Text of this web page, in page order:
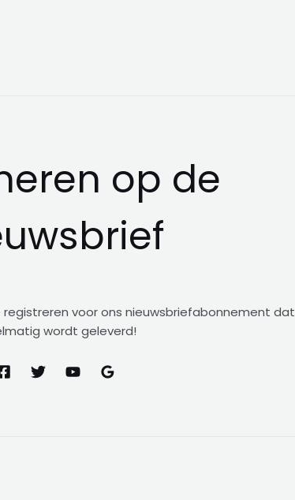
op de
voor ons nieuwsbriefabonnement dat
wordt geleverd!